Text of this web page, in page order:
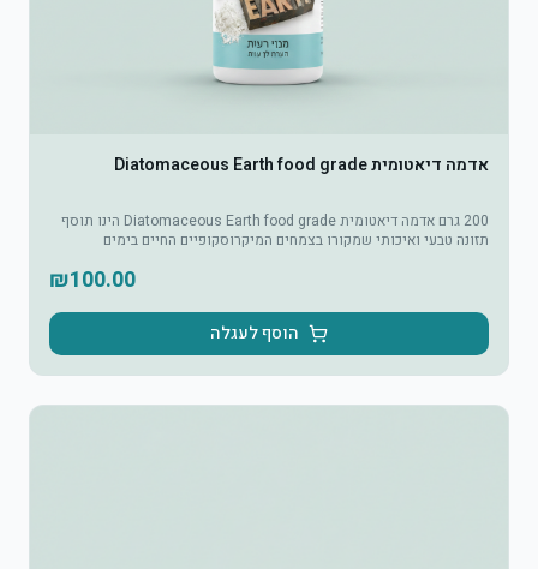
אדמה דיאטומית Diatomaceous Earth food grade
200 גרם אדמה דיאטומית Diatomaceous Earth food grade הינו תוסף
תזונה טבעי ואיכותי שמקורו בצמחים המיקרוסקופיים החיים בימים
₪100.00
הוסף לעגלה